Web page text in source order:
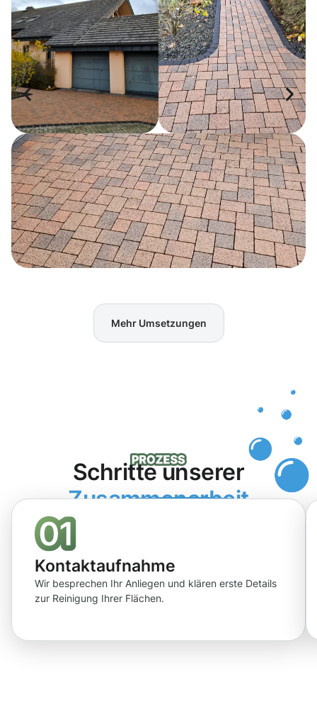
Mehr Umsetzungen
Schritte unserer
Zusammenarbeit
Kontaktaufnahme
Wir besprechen Ihr Anliegen und klären erste Details
zur Reinigung Ihrer Flächen.